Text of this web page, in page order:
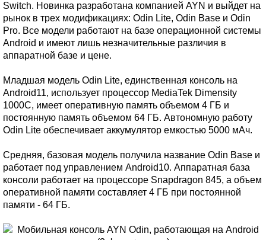
Switch. Новинка разработана компанией AYN и выйдет на
рынок в трех модификациях: Odin Lite, Odin Base и Odin
Pro. Все модели работают на базе операционной системы
Android и имеют лишь незначительные различия в
аппаратной базе и цене.
Младшая модель Odin Lite, единственная консоль на
Android11, использует процессор MediaTek Dimensity
1000C, имеет оперативную память объемом 4 ГБ и
постоянную память объемом 64 ГБ. Автономную работу
Odin Lite обеспечивает аккумулятор емкостью 5000 мАч.
Средняя, базовая модель получила название Odin Base и
работает под управлением Android10. Аппаратная база
консоли работает на процессоре Snapdragon 845, а объем
оперативной памяти составляет 4 ГБ при постоянной
памяти - 64 ГБ.